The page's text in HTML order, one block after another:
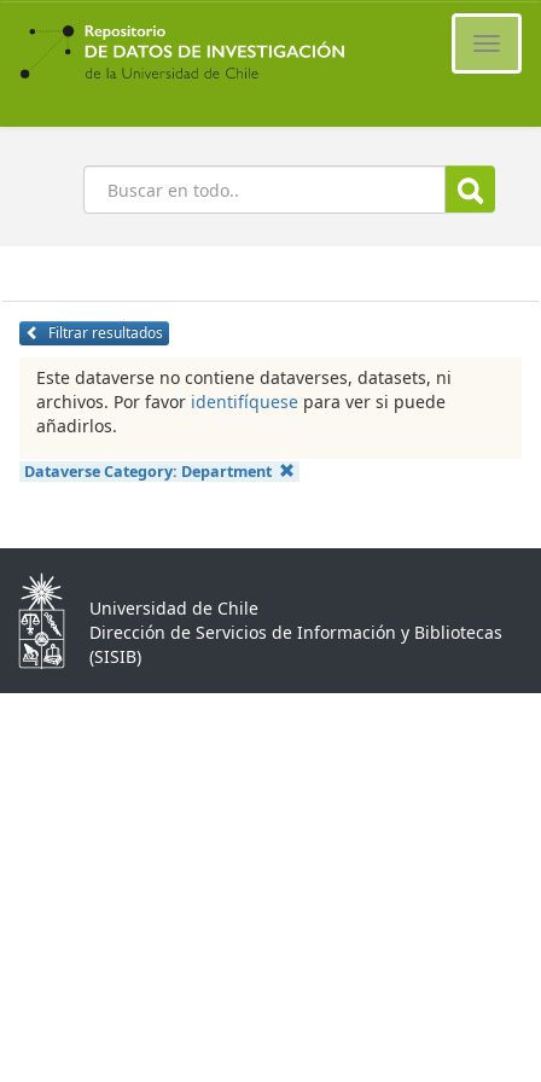
Ir
contenido
principal
Buscar
Filtrar resultados
Este dataverse no contiene dataverses, datasets, ni
archivos. Por favor identifíquese para ver si puede
añadirlos.
Dataverse Category: Department
Universidad de Chile
Dirección de Servicios de Información y Bibliotecas
(SISIB)